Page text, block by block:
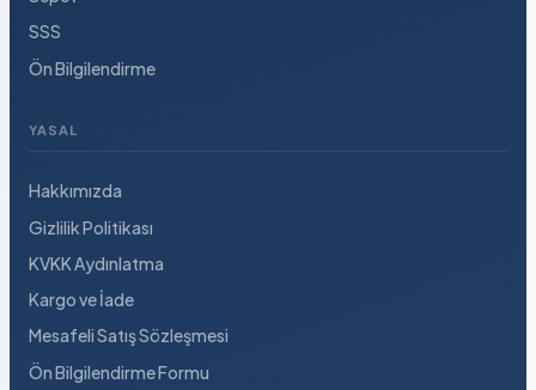
SSS
Ön Bilgilendirme
YASAL
Hakkımızda
Gizlilik Politikası
KVKK Aydınlatma
Kargo ve İade
Mesafeli Satış Sözleşmesi
Ön Bilgilendirme Formu